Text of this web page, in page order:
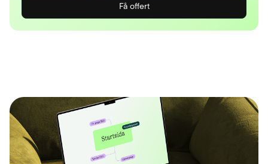
Få offert